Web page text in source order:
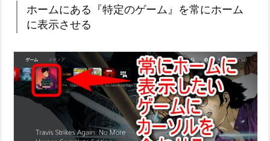
ホームにある『特定のゲーム』を常にホーム
に表示させる